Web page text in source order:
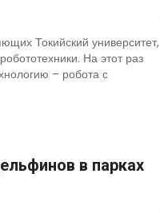
Токийский университет,
На этот раз
– робота с
в парках